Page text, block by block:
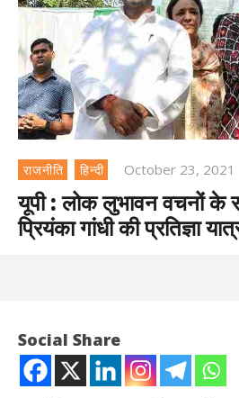
राजनीति हिन्दी October 23, 2021
यूपी : लोक लुभावन वचनों के
प्रियंका गांधी की प्रतिज्ञा
Social Share